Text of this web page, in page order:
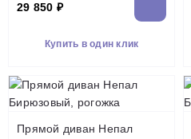
29 850 ₽
Купить в один клик
Прямой диван Непал